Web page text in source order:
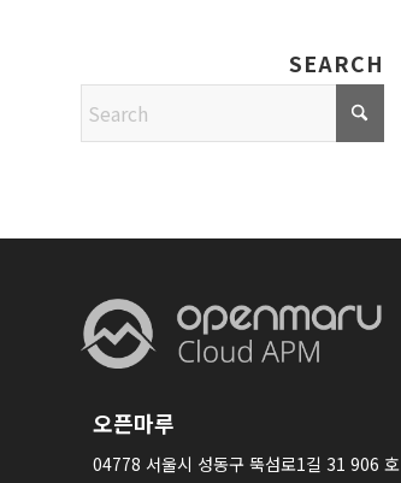
SEARCH
오픈마루
04778 서울시 성동구 뚝섬로1길 31 906 호